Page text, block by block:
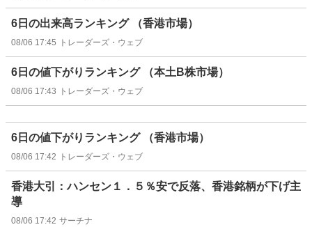
6日の出来高ランキング （香港市場）
08/06 17:45 トレーダーズ・ウェブ
6日の値下がりランキング （本土B株市場）
08/06 17:43 トレーダーズ・ウェブ
6日の値下がりランキング （香港市場）
08/06 17:42 トレーダーズ・ウェブ
香港大引：ハンセン１．５％安で反落、香港銘柄が下げ主
導
08/06 17:42 サーチナ